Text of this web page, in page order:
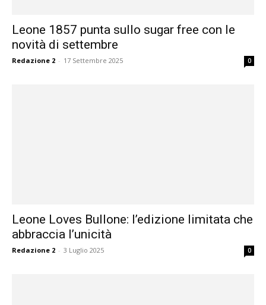
Leone 1857 punta sullo sugar free con le
novità di settembre
Redazione 2 - 17 Settembre 2025 0
Leone Loves Bullone: l’edizione limitata che
abbraccia l’unicità
Redazione 2 - 3 Luglio 2025 0